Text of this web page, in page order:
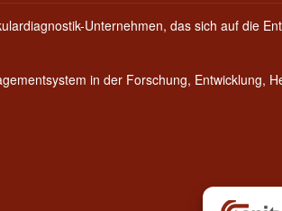
Unternehmen, das sich auf die
in der Forschung, Entwicklung,